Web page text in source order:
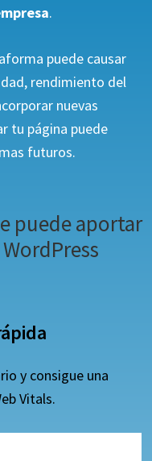
.
puede causar
rendimiento del
nuevas
tu página puede
futuros.
puede aportar
y consigue una
Vitals.